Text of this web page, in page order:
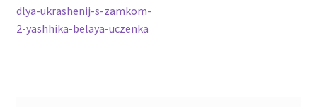
позапись:
dlya-ukrashenij-s-zamkom-
2-yashhika-belaya-uczenka